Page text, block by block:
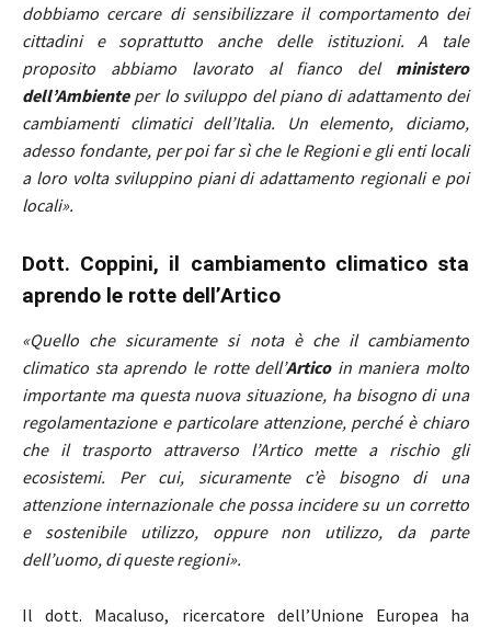
dobbiamo cercare di sensibilizzare il comportamento dei
cittadini e soprattutto anche delle istituzioni. A tale
proposito abbiamo lavorato al fianco del ministero
dell’Ambienteper lo sviluppo del piano di adattamento dei
cambiamenti climatici dell’Italia. Un elemento, diciamo,
adesso fondante, per poi far sì che le Regioni e gli enti locali
a loro volta sviluppino piani di adattamento regionali e poi
locali».
Dott. Coppini, il cambiamento climatico sta
aprendo le rotte dell’Artico
«Quello che sicuramente si nota è che il cambiamento
climatico sta aprendo le rotte dell’Articoin maniera molto
importante ma questa nuova situazione, ha bisogno di una
regolamentazione e particolare attenzione, perché è chiaro
che il trasporto attraverso l’Artico mette a rischio gli
ecosistemi. Per cui, sicuramente c’è bisogno di una
attenzione internazionale che possa incidere su un corretto
e sostenibile utilizzo, oppure non utilizzo, da parte
dell’uomo, di queste regioni».
Il dott. Macaluso, ricercatore dell’Unione Europea ha